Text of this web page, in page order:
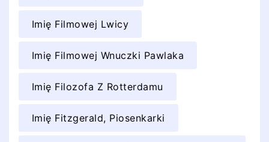
Imię Filmowej Lwicy
Imię Filmowej Wnuczki Pawlaka
Imię Filozofa Z Rotterdamu
Imię Fitzgerald, Piosenkarki